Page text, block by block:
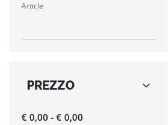
Article
PREZZO
€ 0,00 - € 0,00